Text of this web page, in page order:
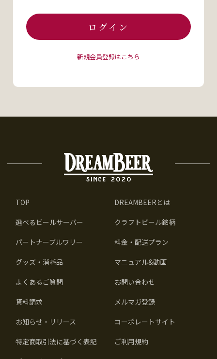
ログイン
新規会員登録はこちら
TOP DREAMBEERとは
選べるビールサーバー クラフトビール銘柄
パートナーブルワリー 料金・配送プラン
グッズ・消耗品 マニュアル&動画
よくあるご質問 お問い合わせ
資料請求 メルマガ登録
お知らせ・リリース コーポレートサイト
特定商取引法に基づく表記 ご利用規約